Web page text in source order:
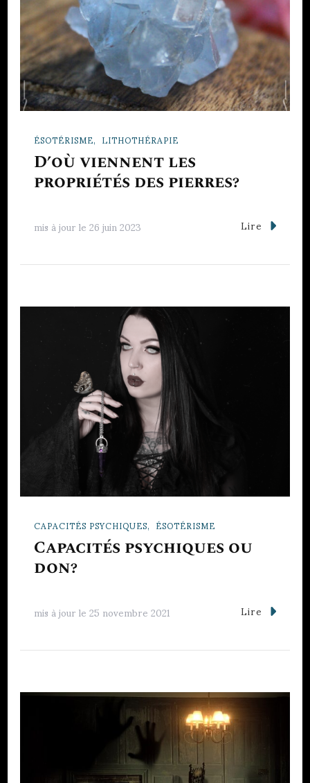
ÉSOTÉRISME LITHOTHÉRAPIE
D’où viennent les
propriétés des pierres?
mis à jour le26 juin 2023 Lire
CAPACITÉS PSYCHIQUES ÉSOTÉRISME
Capacités psychiques ou
don?
mis à jour le25 novembre 2021 Lire